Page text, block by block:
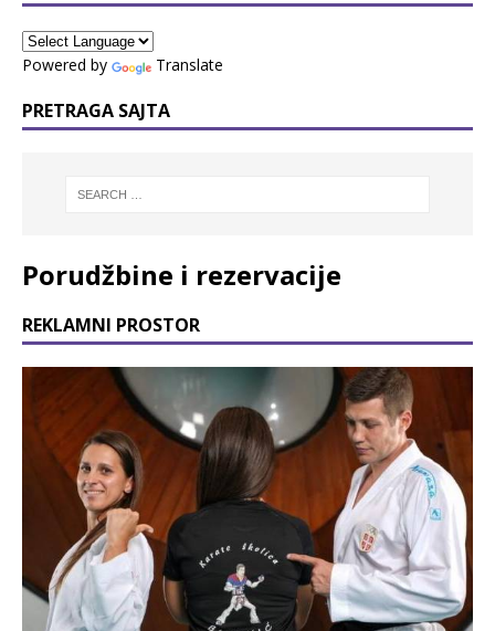
Powered by Translate
PRETRAGA SAJTA
Porudžbine i rezervacije
REKLAMNI PROSTOR